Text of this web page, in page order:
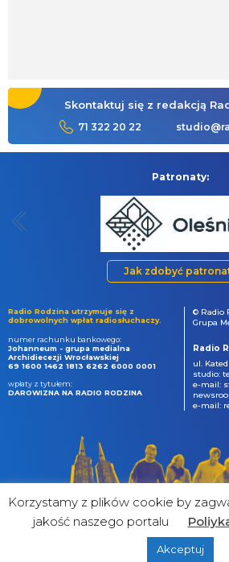
Skontaktuj się z redakcją
71 322 20 22
Patronaty:
Jak zdobyć
Radio Rodzina utrzymuje się z
dobrowolnych wpłat radiosłuchaczy.
numer rachunku bankowego:
Johanneum - grupa medialna
Archidiecezji Wrocławskiej
69 1600 1462 1813 6262 6000 0001
wpłaty z tytułem:
DAROWIZNA NA RADIO RODZINA
© Radio
Grupa
Radio
ul.
studio:
e-mail:
e-mail:
&
Korzystamy z plików cookie by
jakość naszego portalu
Akceptuj